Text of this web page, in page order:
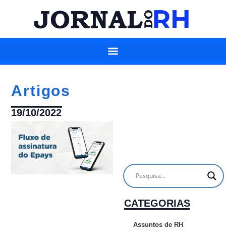
Artigos
19/10/2022
CATEGORIAS
Assuntos de RH